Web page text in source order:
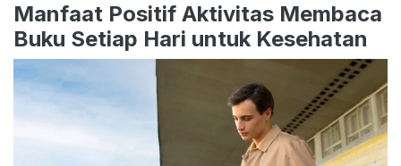
Manfaat Positif Aktivitas Membaca
Buku Setiap Hari untuk Kesehatan